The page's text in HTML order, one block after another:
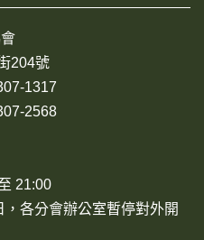
204號
1317
2568
21:00
各分會辦公室暫停對外開